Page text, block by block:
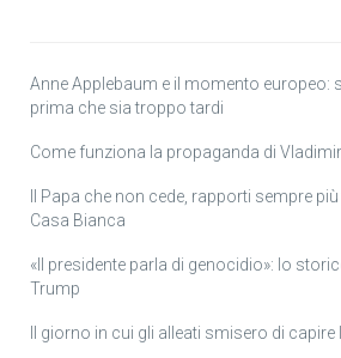
Anne Applebaum e il momento europeo:
prima che sia troppo tardi
Come funziona la propaganda di
Il Papa che non cede, rapporti sempre
Casa Bianca
«Il presidente parla di genocidio»: lo
Trump
Il giorno in cui gli alleati smisero di capire